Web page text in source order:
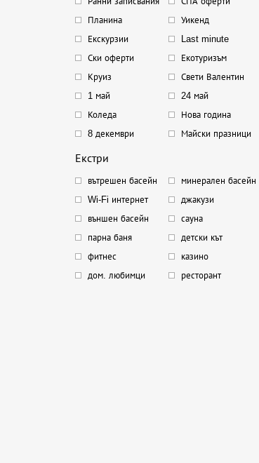
Планина
Уикенд
Екскурзии
Last minute
Ски оферти
Екотуризъм
Круиз
Свети Валентин
1 май
24 май
Коледа
Нова година
8 декември
Майски празници
Екстри
вътрешен басейн
минерален басейн
Wi-Fi интернет
джакузи
външен басейн
сауна
парна баня
детски кът
фитнес
казино
дом. любимци
ресторант